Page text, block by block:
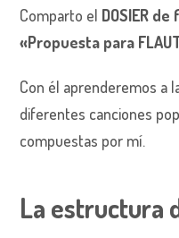
Comparto el DOSIER
«Propuesta para
Con él aprenderemos a
diferentes canciones
compuestas por mí.
La estructura